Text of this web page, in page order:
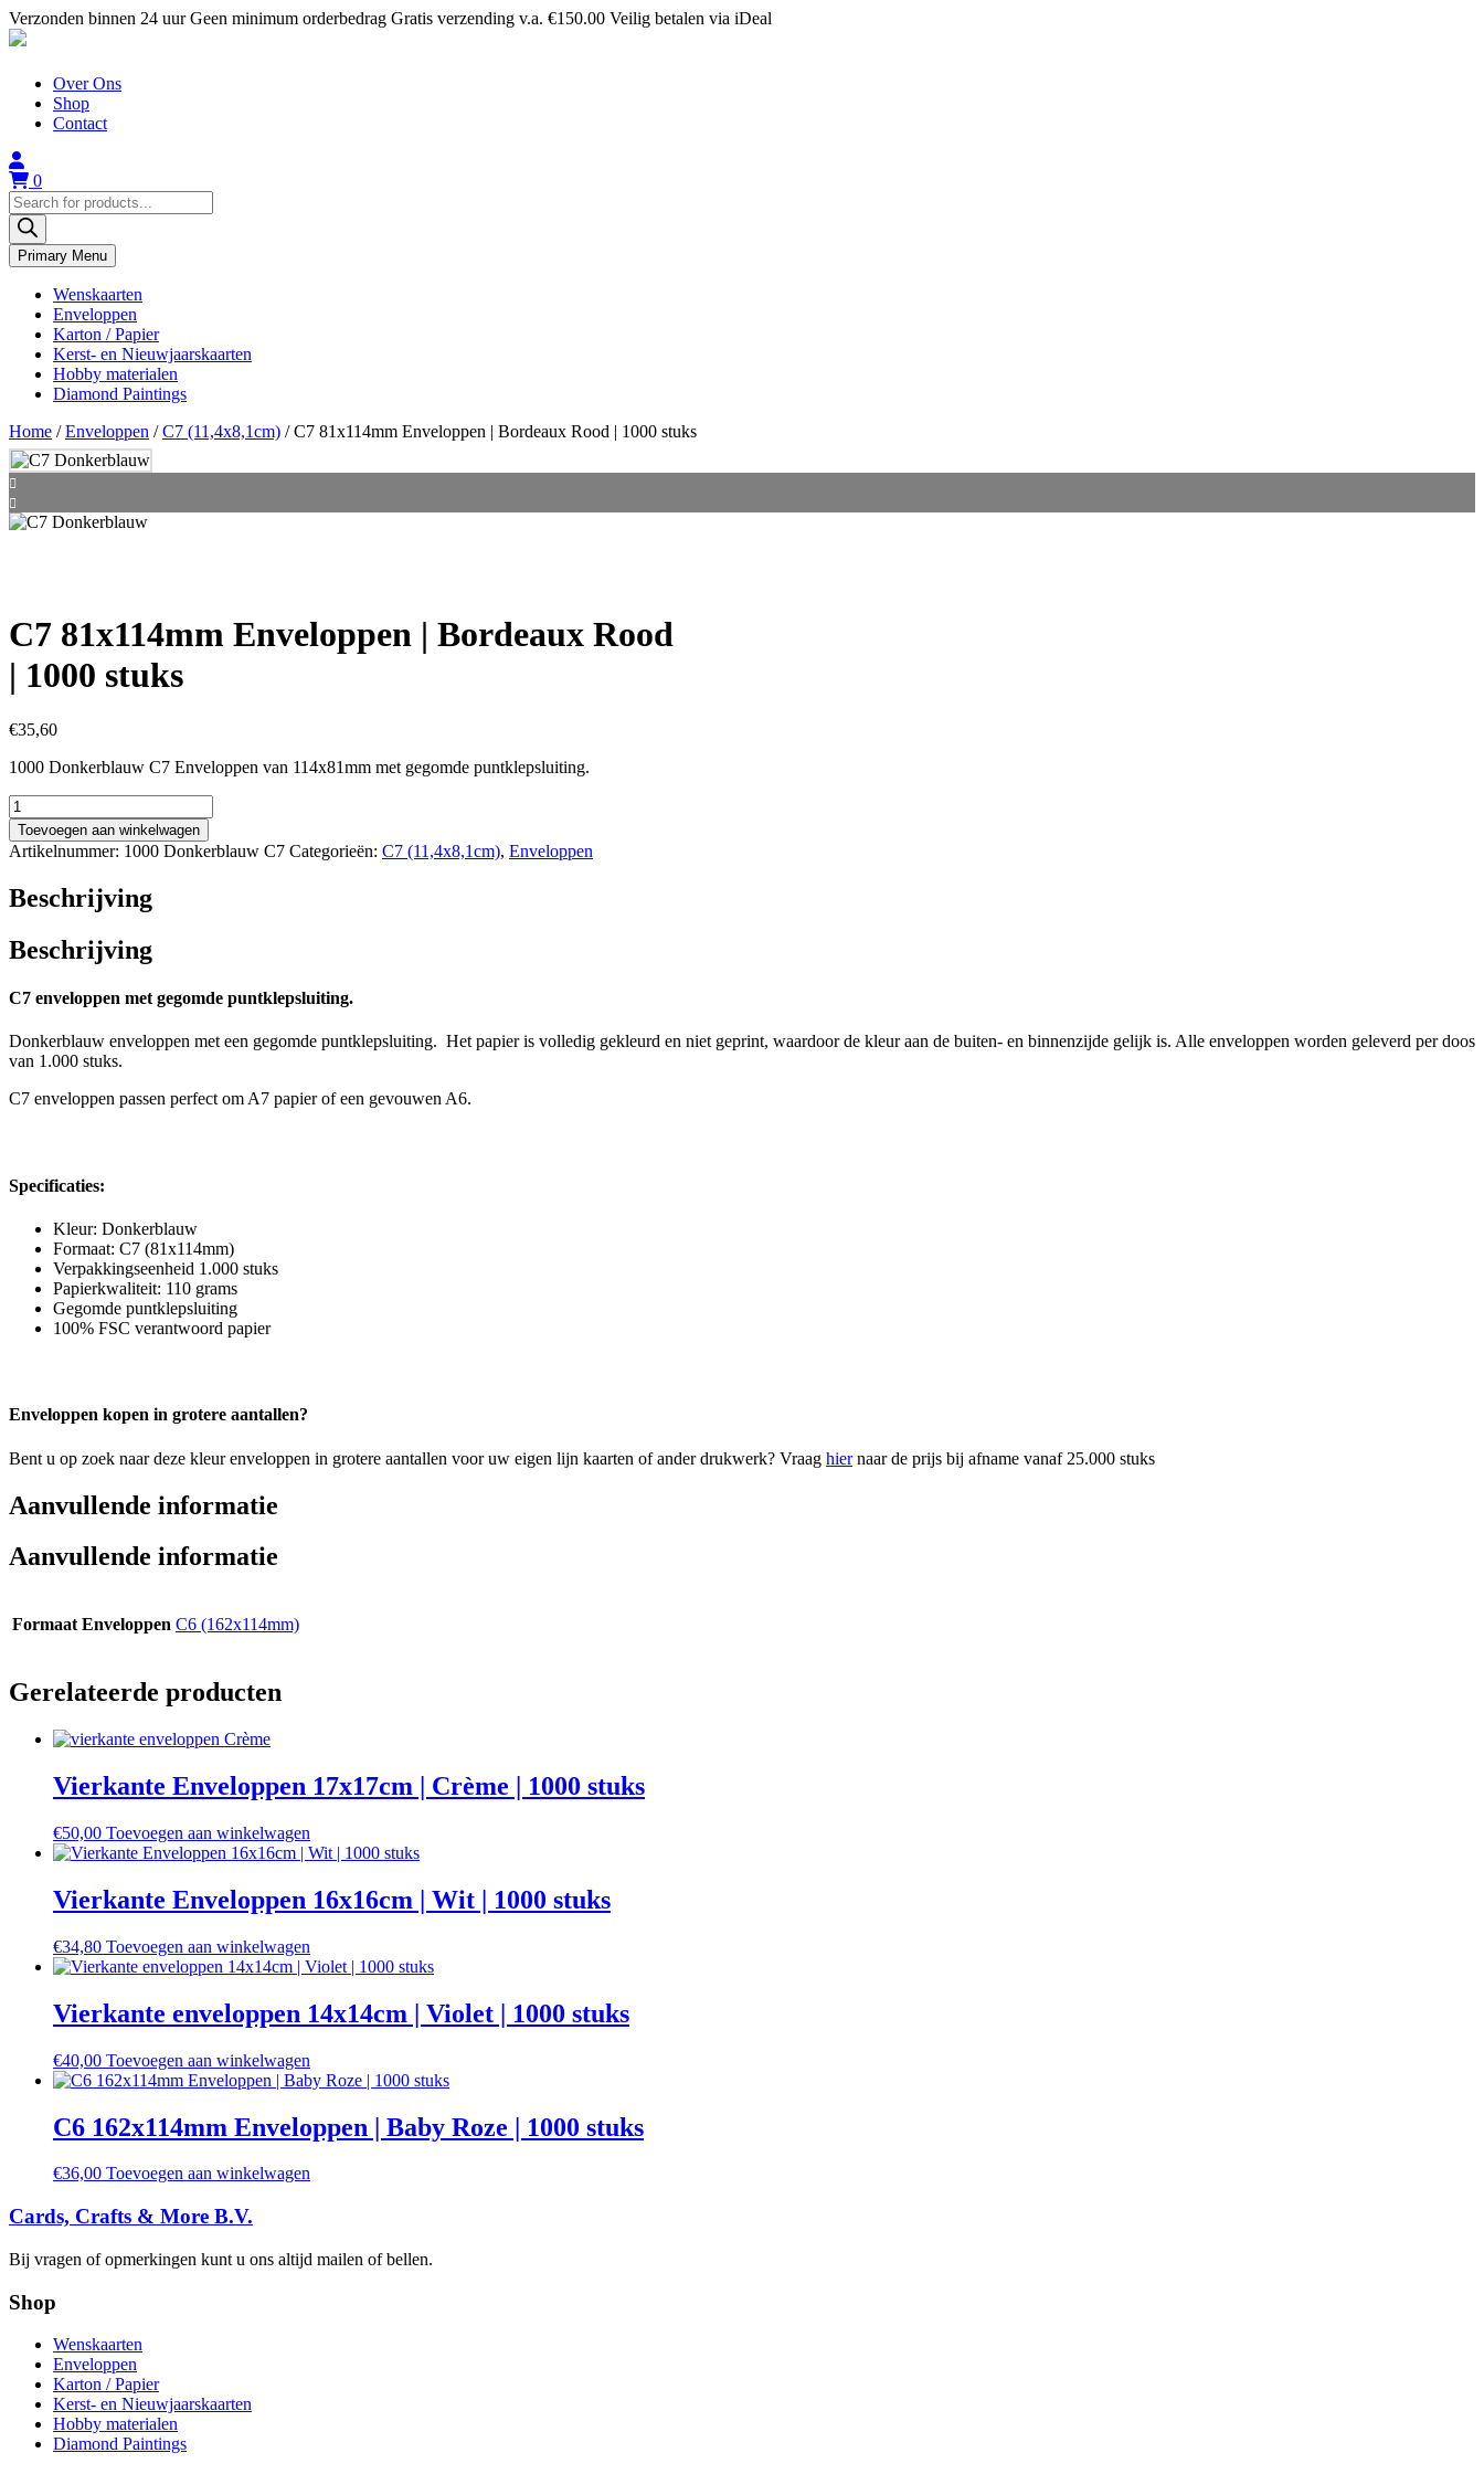
Skip
to
Verzonden binnen 24 uurGeen minimum orderbedrag Gratis verzending v.a. €150.00 Veilig betalen via iDeal
Over Ons
Shop
Contact
0
Producten
zoeken
Primary Menu
Wenskaarten
Enveloppen
Karton / Papier
Kerst- en Nieuwjaarskaarten
Hobby materialen
Diamond Paintings
Home /Enveloppen /C7 (11,4x8,1cm) / C7 81x114mm Enveloppen | Bordeaux Rood | 1000 stuks
C7 81x114mm Enveloppen | Bordeaux Rood
| 1000 stuks
€35,60
1000 Donkerblauw C7 Enveloppen van 114x81mm met gegomde puntklepsluiting.
C7
81x114mm
Enveloppen
|
Rood
1000
stuks
Toevoegen aan winkelwagen
Artikelnummer: 1000 Donkerblauw C7 Categorieën: C7 (11,4x8,1cm), Enveloppen
Beschrijving
Beschrijving
C7 enveloppen met gegomde puntklepsluiting.
Donkerblauw enveloppen met een gegomde puntklepsluiting. Het papier is volledig gekleurd en niet geprint, waardoor de kleur aan de buiten- en binnenzijde gelijk is. Alle enveloppen worden geleverd per doos
van 1.000 stuks.
C7 enveloppen passen perfect om A7 papier of een gevouwen A6.
Specificaties:
Kleur: Donkerblauw
Formaat: C7 (81x114mm)
Verpakkingseenheid 1.000 stuks
Papierkwaliteit: 110 grams
Gegomde puntklepsluiting
100% FSC verantwoord papier
Enveloppen kopen in grotere aantallen?
Bent u op zoek naar deze kleur enveloppen in grotere aantallen voor uw eigen lijn kaarten of ander drukwerk? Vraag hiernaar de prijs bij afname vanaf 25.000 stuks
Aanvullende informatie
Aanvullende informatie
Formaat Enveloppen C6 (162x114mm)
Gerelateerde producten
Vierkante Enveloppen 17x17cm | Crème | 1000 stuks
€50,00 Toevoegen aan winkelwagen
Vierkante Enveloppen 16x16cm | Wit | 1000 stuks
€34,80 Toevoegen aan winkelwagen
Vierkante enveloppen 14x14cm | Violet | 1000 stuks
€40,00 Toevoegen aan winkelwagen
C6 162x114mm Enveloppen | Baby Roze | 1000 stuks
€36,00 Toevoegen aan winkelwagen
Cards, Crafts & More B.V.
Bij vragen of opmerkingen kunt u ons altijd mailen of bellen.
Shop
Wenskaarten
Enveloppen
Karton / Papier
Kerst- en Nieuwjaarskaarten
Hobby materialen
Diamond Paintings